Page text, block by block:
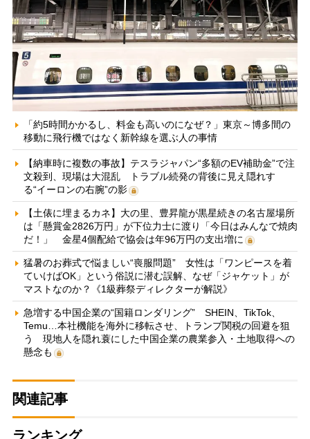
「約5時間かかるし、料金も高いのになぜ？」東京～博多間の
移動に飛行機ではなく新幹線を選ぶ人の事情
【納車時に複数の事故】テスラジャパン“多額のEV補助金”で注
文殺到、現場は大混乱 トラブル続発の背後に見え隠れす
る“イーロンの右腕”の影
【土俵に埋まるカネ】大の里、豊昇龍が黒星続きの名古屋場所
は「懸賞金2826万円」が下位力士に渡り「今日はみんなで焼肉
だ！」 金星4個配給で協会は年96万円の支出増に
猛暑のお葬式で悩ましい“喪服問題” 女性は「ワンピースを着
ていけばOK」という俗説に潜む誤解、なぜ「ジャケット」が
マストなのか？《1級葬祭ディレクターが解説》
急増する中国企業の“国籍ロンダリング” SHEIN、TikTok、
Temu…本社機能を海外に移転させ、トランプ関税の回避を狙
う 現地人を隠れ蓑にした中国企業の農業参入・土地取得への
懸念も
関連記事
ランキング